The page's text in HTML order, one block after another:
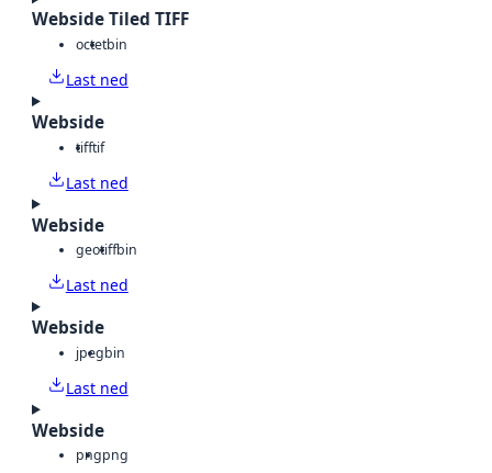
Webside Tiled TIFF
octetbin
Last ned
Webside
tifftif
Last ned
Webside
geotiffbin
Last ned
Webside
jpegbin
Last ned
Webside
pngpng